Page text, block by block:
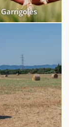
Garrigoles